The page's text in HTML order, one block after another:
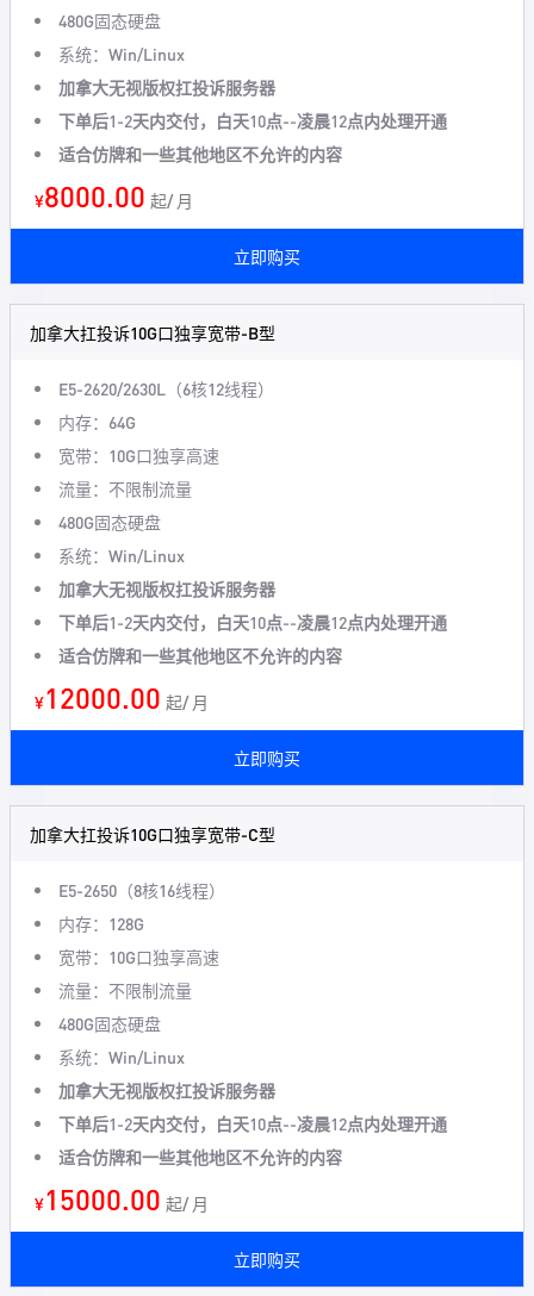
480G固态硬盘
系统：Win/Linux
加拿大无视版权扛投诉服务器
下单后1-2天内交付，白天10点--凌晨12点内处理开通
适合仿牌和一些其他地区不允许的内容
¥8000.00 起/ 月
立即购买
加拿大扛投诉10G口独享宽带-B型
E5-2620/2630L（6核12线程）
内存：64G
宽带：10G口独享高速
流量：不限制流量
480G固态硬盘
系统：Win/Linux
加拿大无视版权扛投诉服务器
下单后1-2天内交付，白天10点--凌晨12点内处理开通
适合仿牌和一些其他地区不允许的内容
¥12000.00 起/ 月
立即购买
加拿大扛投诉10G口独享宽带-C型
E5-2650（8核16线程）
内存：128G
宽带：10G口独享高速
流量：不限制流量
480G固态硬盘
系统：Win/Linux
加拿大无视版权扛投诉服务器
下单后1-2天内交付，白天10点--凌晨12点内处理开通
适合仿牌和一些其他地区不允许的内容
¥15000.00 起/ 月
立即购买